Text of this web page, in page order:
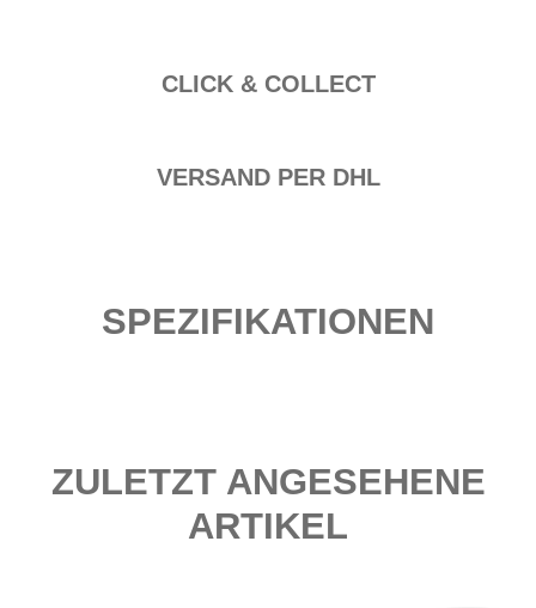
CLICK & COLLECT
VERSAND PER DHL
SPEZIFIKATIONEN
ZULETZT ANGESEHENE
ARTIKEL